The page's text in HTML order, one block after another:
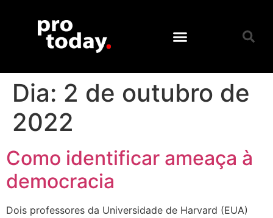
Dia: 2 de outubro de
2022
Como identificar ameaça à
democracia
Dois professores da Universidade de Harvard (EUA)